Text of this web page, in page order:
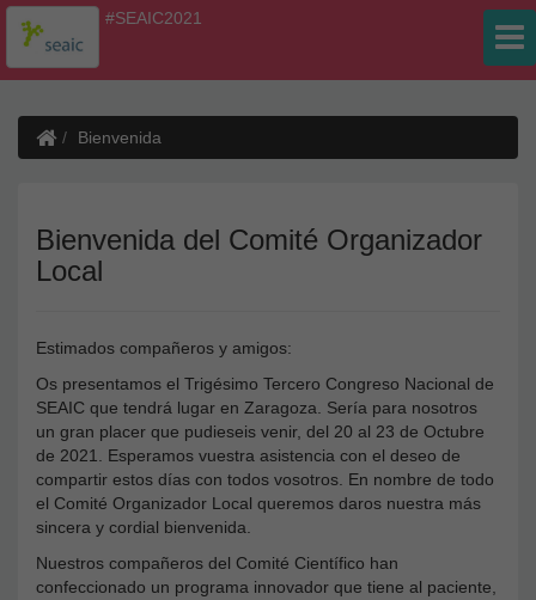
#SEAIC2021
Bienvenida
Bienvenida del Comité Organizador
Local
Estimados compañeros y amigos:
Os presentamos el Trigésimo Tercero Congreso Nacional de
SEAIC que tendrá lugar en Zaragoza. Sería para nosotros
un gran placer que pudieseis venir, del 20 al 23 de Octubre
de 2021. Esperamos vuestra asistencia con el deseo de
compartir estos días con todos vosotros. En nombre de todo
el Comité Organizador Local queremos daros nuestra más
sincera y cordial bienvenida.
Nuestros compañeros del Comité Científico han
confeccionado un programa innovador que tiene al paciente,